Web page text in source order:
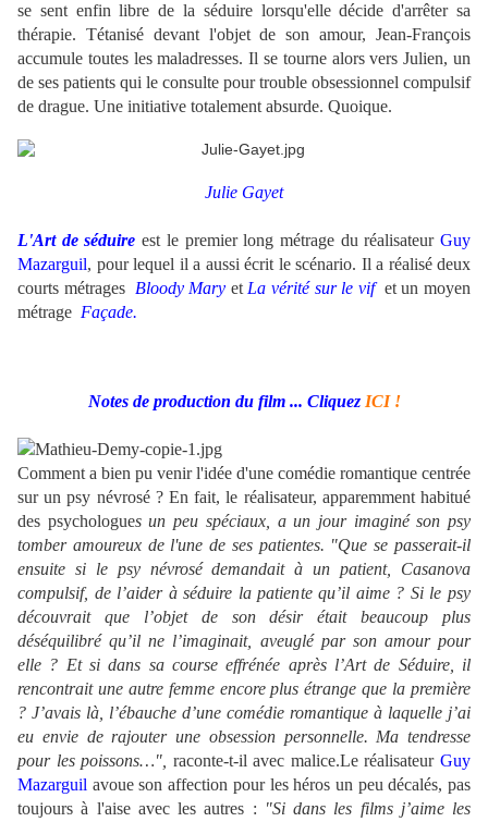
se sent enfin libre de la séduire lorsqu'elle décide d'arrêter sa
thérapie. Tétanisé devant l'objet de son amour, Jean-François
accumule toutes les maladresses. Il se tourne alors vers Julien, un
de ses patients qui le consulte pour trouble obsessionnel compulsif
de drague. Une initiative totalement absurde. Quoique.
Julie Gayet
L'Art de séduire est le premier long métrage du réalisateurGuy
Mazarguil, pour lequel il a aussi écrit le scénario. Il a réalisé deux
courts métrages Bloody Mary et La vérité sur le vif et un moyen
métrage Façade.
Notes de production du film ... Cliquez ICI !
Comment a bien pu venir l'idée d'une comédie romantique centrée
sur un psy névrosé ? En fait, le réalisateur, apparemment habitué
des psychologues un peu spéciaux, a un jour imaginé son psy
tomber amoureux de l'une de ses patientes. "Que se passerait-il
ensuite si le psy névrosé demandait à un patient, Casanova
compulsif, de l’aider à séduire la patiente qu’il aime ? Si le psy
découvrait que l’objet de son désir était beaucoup plus
déséquilibré qu’il ne l’imaginait, aveuglé par son amour pour
elle ? Et si dans sa course effrénée après l’Art de Séduire, il
rencontrait une autre femme encore plus étrange que la première
? J’avais là, l’ébauche d’une comédie romantique à laquelle j’ai
eu envie de rajouter une obsession personnelle. Ma tendresse
pour les poissons…", raconte-t-il avec malice.Le réalisateurGuy
Mazarguil avoue son affection pour les héros un peu décalés, pas
toujours à l'aise avec les autres : "Si dans les films j’aime les